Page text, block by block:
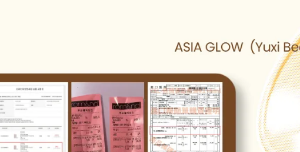
GOLD STAR KARDUS NO.2
Besar